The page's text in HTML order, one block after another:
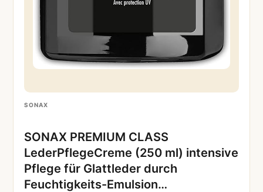
SONAX
SONAX PREMIUM CLASS
LederPflegeCreme (250 ml) intensive
Pflege für Glattleder durch
Feuchtigkeits-Emulsion…